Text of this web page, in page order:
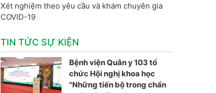
Xét nghiệm theo yêu cầu và khám chuyên gia
COVID-19
TIN TỨC SỰ KIỆN
Bệnh viện Quân y 103 tổ
chức Hội nghị khoa học
"Những tiến bộ trong chẩn